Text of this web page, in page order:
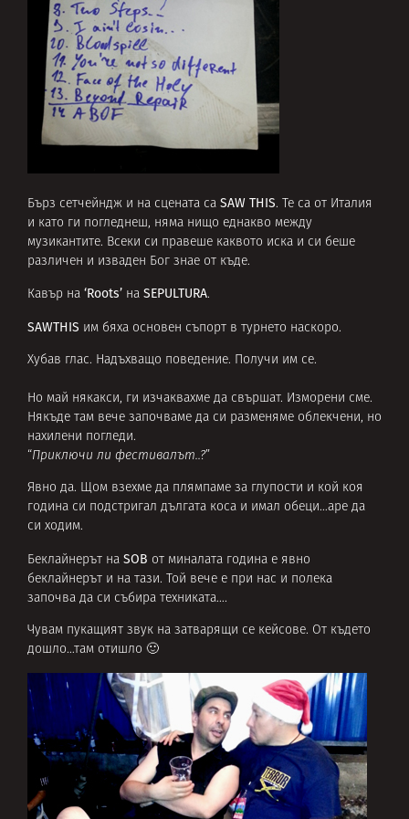
Бърз сетчейндж и на сцената са SAW THIS. Те са от Италия
и като ги погледнеш, няма нищо еднакво между
музикантите. Всеки си правеше каквото иска и си беше
различен и изваден Бог знае от къде.
Кавър на ‘Roots’ на SEPULTURA.
SAWTHIS им бяха основен съпорт в турнето наскоро.
Хубав глас. Надъхващо поведение. Получи им се.
Но май някакси, ги изчаквахме да свършат. Изморени сме.
Някъде там вече започваме да си разменяме облекчени, но
нахилени погледи.
“Приключи ли фестивалът..?”
Явно да. Щом взехме да плямпаме за глупости и кой коя
година си подстригал дългата коса и имал обеци…аре да
си ходим.
Беклайнерът на SOB от миналата година е явно
беклайнерът и на тази. Той вече е при нас и полека
започва да си събира техниката….
Чувам пукащият звук на затварящи се кейсове. От където
дошло…там отишло 🙂